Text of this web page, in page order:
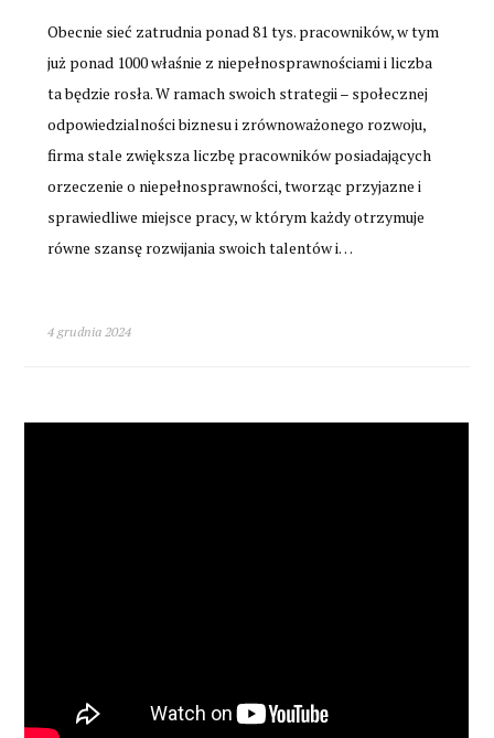
Obecnie sieć zatrudnia ponad 81 tys. pracowników, w tym
już ponad 1000 właśnie z niepełnosprawnościami i liczba
ta będzie rosła. W ramach swoich strategii – społecznej
odpowiedzialności biznesu i zrównoważonego rozwoju,
firma stale zwiększa liczbę pracowników posiadających
orzeczenie o niepełnosprawności, tworząc przyjazne i
sprawiedliwe miejsce pracy, w którym każdy otrzymuje
równe szansę rozwijania swoich talentów i…
4 grudnia 2024